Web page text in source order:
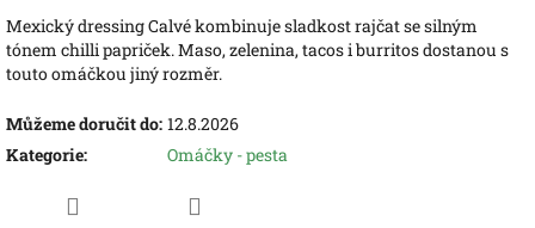
Mexický dressing Calvé kombinuje sladkost rajčat se silným
tónem chilli papriček. Maso, zelenina, tacos i burritos dostanou s
touto omáčkou jiný rozměr.
Můžeme doručit do: 12.8.2026
Kategorie: Omáčky - pesta